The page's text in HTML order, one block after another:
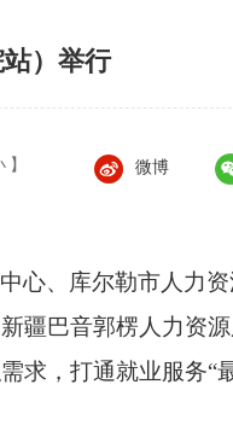
）举行
】 微博
心、 库尔勒市人力
新疆巴音郭楞人力资
求， 打通就业服务“